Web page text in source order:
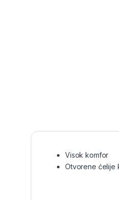
Visok komfor
Otvorene ćelije